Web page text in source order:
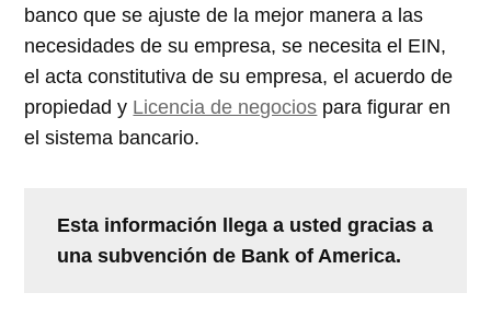
banco que se ajuste de la mejor manera a las
necesidades de su empresa, se necesita el EIN,
el acta constitutiva de su empresa, el acuerdo de
propiedad y Licencia de negocios para figurar en
el sistema bancario.
Esta información llega a usted gracias a
una subvención de Bank of America.